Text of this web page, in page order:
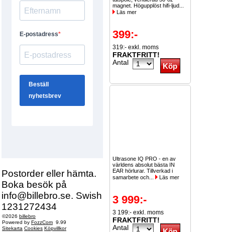
Postorder eller hämta.
Boka besök på
info@billebro.se. Swish
1231272434
©2026 billebro
Powered by FozzCom 9.99
Sitekarta Cookies Köpvillkor
magnet. Högupplöst hifi-ljud...
Läs mer
399:-
319:- exkl. moms
FRAKTFRITT!
Antal
Ultrasone IQ PRO - en av
världens absolut bästa IN
EAR hörlurar. Tillverkad i
samarbete och...
Läs mer
3 999:-
3 199:- exkl. moms
FRAKTFRITT!
Antal